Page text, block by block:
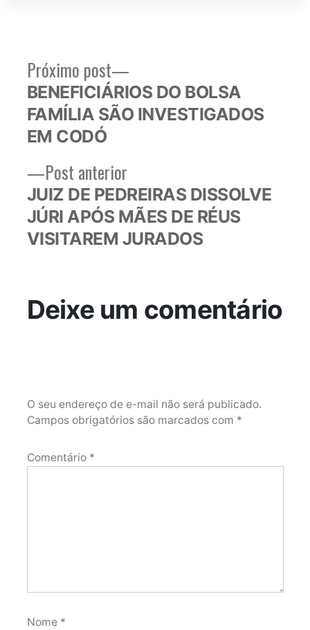
Navegação
de
Post
Post anteriorPost
anterior:
JUIZ DE PEDREIRAS DISSOLVE
JÚRI APÓS MÃES DE RÉUS
VISITAREM JURADOS
Próximo post
Próximo
post:
BENEFICIÁRIOS DO BOLSA
FAMÍLIA SÃO INVESTIGADOS
EM CODÓ
Deixe um comentário
O seu endereço de e-mail não será publicado.
Campos obrigatórios são marcados com *
Comentário *
Nome *